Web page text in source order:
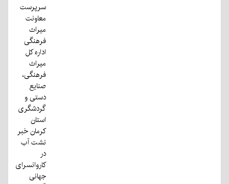
سرپرست
معاونت
میراث
فرهنگی
اداره کل
میراث
فرهنگی،
صنایع
دستی و
گردشگری
استان
کرمان خبر
نشت آب
در
کاروانسرای
جهانی